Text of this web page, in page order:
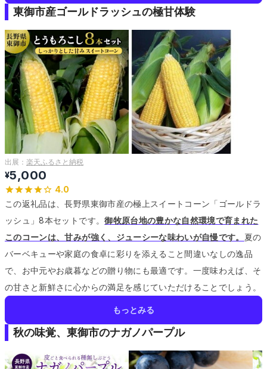
東御市産ゴールドラッシュの極甘体験
出展： 楽天ふるさと納税
¥5,000
4.0
この返礼品は、長野県東御市産の極上スイートコーン「ゴールドラ
ッシュ」8本セットです。御牧原台地の豊かな自然環境で育まれた
このコーンは、甘みが強く、ジューシーな味わいが自慢です。 夏の
バーベキューや家庭の食卓に彩りを添えること間違いなしの逸品
で、お中元やお歳暮などの贈り物にも最適です。 一度味わえば、そ
の甘さと新鮮さに心からの満足を感じていただけることでしょう。
もっとみる
秋の味覚、東御市のナガノパープル